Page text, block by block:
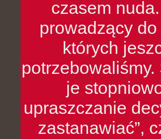
czasem
prowadzący
których
je
upraszczanie
zastanawiać”,